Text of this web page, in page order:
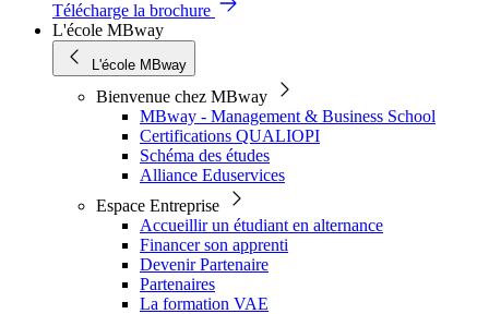
Télécharge la brochure
L'école MBway
L'école MBway
Bienvenue chez MBway
MBway - Management & Business School
Certifications QUALIOPI
Schéma des études
Alliance Eduservices
Espace Entreprise
Accueillir un étudiant en alternance
Financer son apprenti
Devenir Partenaire
Partenaires
La formation VAE